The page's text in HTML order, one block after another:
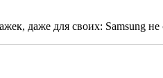
даже для своих: Samsung